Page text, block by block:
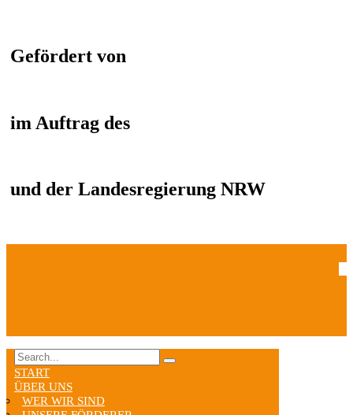
Gefördert von
im Auftrag des
und der Landesregierung NRW
START
ÜBER UNS
WER WIR SIND